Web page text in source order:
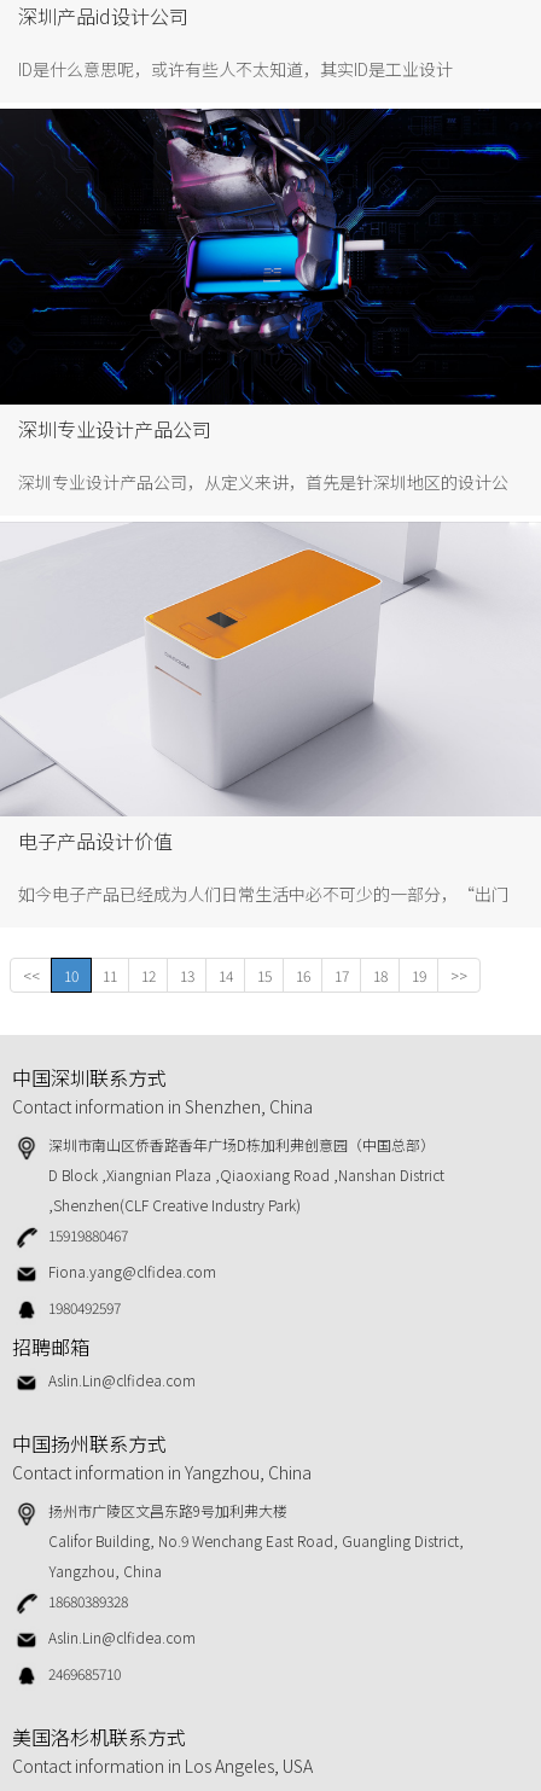
深圳产品id设计公司
ID是什么意思呢，或许有些人不太知道，其实ID是工业设计
产品进行设计。产品ID设计公司则是指从专业提供工业设计服务，助
力企业打造好产品的设计公司。
深圳专业设计产品公司
深圳专业设计产品公司，从定义来讲，首先是针深圳地区的设计公
电子产品设计价值
如今电子产品已经成为人们日常生活中必不可少的一部分，“出门
脑还是其它智能产品都离不开产品设计。电子产品设计的价值旨在
影响用户行为，实现产品价值转换。
<< 10 11 12 13 14 15 16 17 18 19 >>
中国深圳联系方式
Contact information in Shenzhen, China
深圳市南山区侨香路香年广场D栋加利弗创意园（中国总部）
D Block ,Xiangnian Plaza ,Qiaoxiang Road ,Nanshan District
,Shenzhen(CLF Creative Industry Park)
15919880467
Fiona.yang@clfidea.com
1980492597
招聘邮箱
Aslin.Lin@clfidea.com
中国扬州联系方式
Contact information in Yangzhou, China
扬州市广陵区文昌东路9号加利弗大楼
Califor Building, No.9 Wenchang East Road, Guangling District,
Yangzhou, China
18680389328
Aslin.Lin@clfidea.com
2469685710
美国洛杉机联系方式
Contact information in Los Angeles, USA